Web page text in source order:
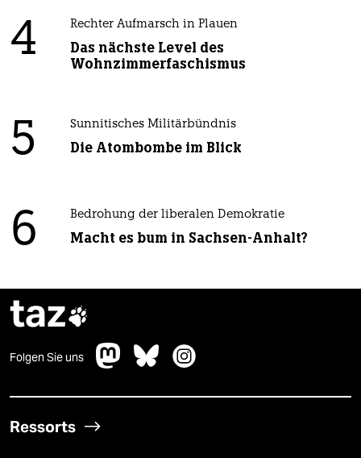
4 Rechter Aufmarsch in Plauen
Das nächste Level des
Wohnzimmerfaschismus
5 Sunnitisches Militärbündnis
Die Atombombe im Blick
6 Bedrohung der liberalen Demokratie
Macht es bum in Sachsen-Anhalt?
taz
Folgen Sie uns
Ressorts